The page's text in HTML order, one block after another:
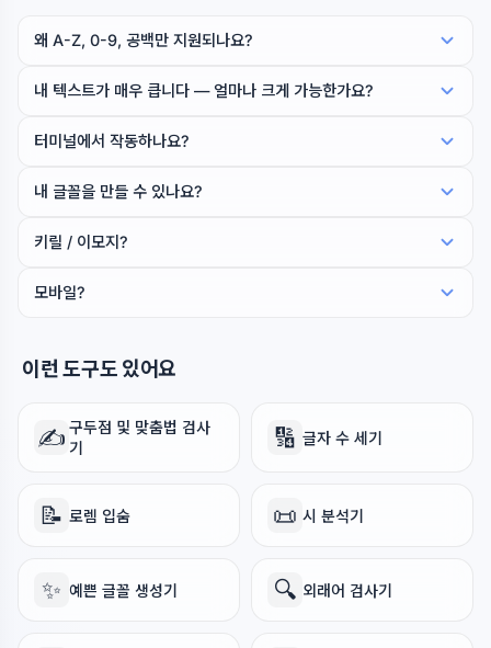
왜 A-Z, 0-9, 공백만 지원되나요?
내 텍스트가 매우 큽니다 — 얼마나 크게 가능한가요?
터미널에서 작동하나요?
내 글꼴을 만들 수 있나요?
키릴 / 이모지?
모바일?
이런 도구도 있어요
✍️ 구두점 및 맞춤법 검사
기
🔢 글자 수 세기
📝 로렘 입숨 📜 시 분석기
✨ 예쁜 글꼴 생성기 🔍 외래어 검사기